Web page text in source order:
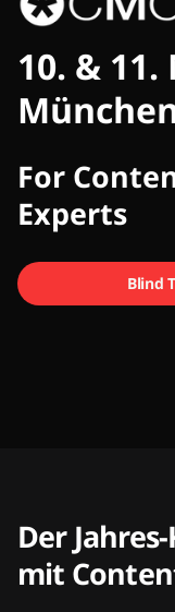
CMCX
10. &
For
Experts
Blind
Der
mit